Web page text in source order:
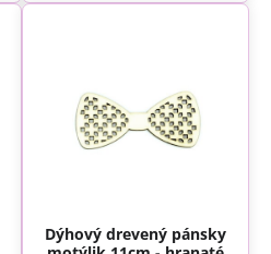
Dýhový drevený pánsky